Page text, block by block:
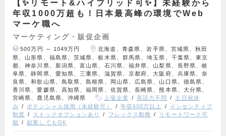
【✨リモート&ハイブリッド可✨】未経験から
年収1000万超も！日本最高峰の環境でWeb
マーケ職へ
マーケティング・販促企画
500万円 ～ 1049万円
北海道、青森県、岩手県、宮城県、秋田
県、山形県、福島県、茨城県、栃木県、群馬県、埼玉県、千葉県、東京
都、神奈川県、新潟県、富山県、石川県、福井県、山梨県、長野県、岐
阜県、静岡県、愛知県、三重県、滋賀県、京都府、大阪府、兵庫県、奈
良県、和歌山県、鳥取県、島根県、岡山県、広島県、山口県、徳島県、
香川県、愛媛県、高知県、福岡県、佐賀県、長崎県、熊本県、大分県、
宮崎県、鹿児島県、沖縄県
上場企業 英語力不問
土日祝休
み
ポテンシャル採用（未経験可） 年収600万以上
インセンティブ
制度
ストックオプションあり フレックス勤務
リモートワーク可
能
副業してもOK